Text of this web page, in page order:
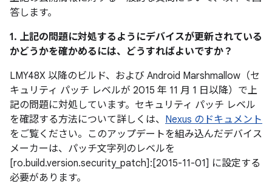
答します。
1. 上記の問題に対処するようにデバイスが更新されている
かどうかを確かめるには、どうすればよいですか？
LMY48X 以降のビルド、および Android Marshmallow（セ
キュリティ パッチ レベルが 2015 年 11 月 1 日以降）で上
記の問題に対処しています。セキュリティ パッチ レベル
を確認する方法について詳しくは、 Nexus のドキュメント
をご覧ください。このアップデートを組み込んだデバイス
メーカーは、パッチ文字列のレベルを
[ro.build.version.security_patch]:[2015-11-01] に設定する
必要があります。